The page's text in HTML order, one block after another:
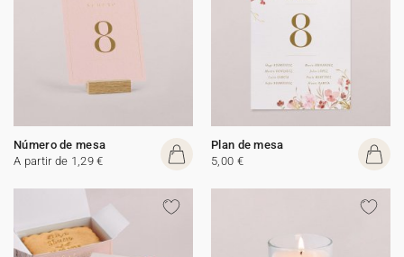
Número de mesa
A partir de 1,29 €
Plan de mesa
5,00 €